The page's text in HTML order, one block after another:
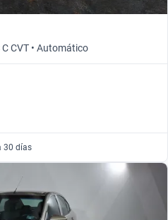
C CVT • Automático
30 días